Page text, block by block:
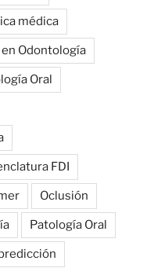
médica
Odontología
Oral
FDI
Oclusión
Patología Oral